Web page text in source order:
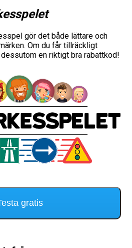
gör det både lättare och
Om du får tillräckligt
en riktigt bra rabattkod!
gratis